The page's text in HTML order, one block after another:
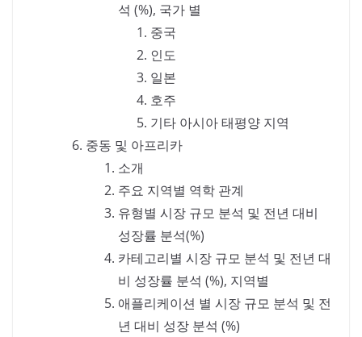
석 (%), 국가 별
중국
인도
일본
호주
기타 아시아 태평양 지역
중동 및 아프리카
소개
주요 지역별 역학 관계
유형별 시장 규모 분석 및 전년 대비
성장률 분석(%)
카테고리별 시장 규모 분석 및 전년 대
비 성장률 분석 (%), 지역별
애플리케이션 별 시장 규모 분석 및 전
년 대비 성장 분석 (%)